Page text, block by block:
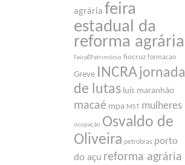
agrária feira
estadual da
reforma agrária
FeiraÉPatrimônio fiocruz formacao
Greve INCRA jornada
de lutas luís maranhão
macaé mpa MST mulheres
ocupação Osvaldo de
Oliveira petrobras porto
do açu reforma agrária